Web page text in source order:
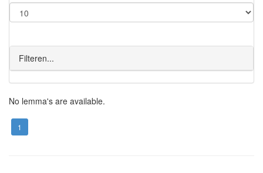
Filteren...
No lemma's are available.
1